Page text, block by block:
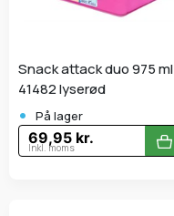
Snack attack duo 975 ml
41482 lyserød
• På lager
69,95 kr.
Inkl. moms